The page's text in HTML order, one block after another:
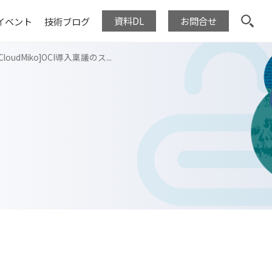
ベント 技術ブログ 資料DL お問合せ
導入稟議のス...